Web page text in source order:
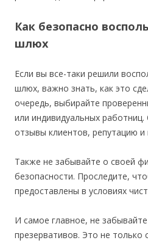
Как безопасно
шлюх
Если вы все-таки решили
шлюх, важно знать, как это
очередь, выбирайте
или индивидуальных
отзывы клиентов, репутацию и
Также не забывайте о своей
безопасности. Проследите,
предоставлены в условиях
И самое главное, не
презервативов. Это не только